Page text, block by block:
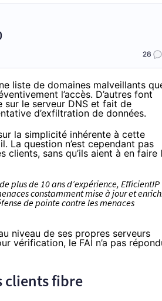
28
liste de domaines malveillants
l’accès. D’autres font
sur le serveur DNS et fait de
d’exfiltration de données.
la simplicité inhérente à cette
La question n’est cependant pas
sans qu’ils aient à en faire
plus de 10 ans d’expérience, EfficientIP
constamment mise à jour et
de pointe contre les menaces
niveau de ses propres serveurs
vérification, le FAI n’a pas
clients fibre